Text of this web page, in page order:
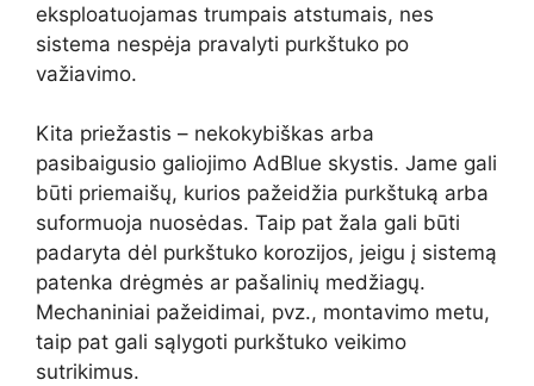
eksploatuojamas trumpais atstumais, nes
sistema nespėja pravalyti purkštuko po
važiavimo.
Kita priežastis – nekokybiškas arba
pasibaigusio galiojimo AdBlue skystis. Jame gali
būti priemaišų, kurios pažeidžia purkštuką arba
suformuoja nuosėdas. Taip pat žala gali būti
padaryta dėl purkštuko korozijos, jeigu į sistemą
patenka drėgmės ar pašalinių medžiagų.
Mechaniniai pažeidimai, pvz., montavimo metu,
taip pat gali sąlygoti purkštuko veikimo
sutrikimus.